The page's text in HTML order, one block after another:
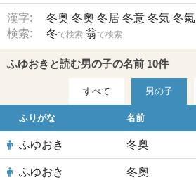
漢字: 冬奥 冬奧 冬居 冬意 冬気 冬氣
検索:
冬で検索 翁で検索
ふゆおきと読む男の子の名前 10件
すべて 男の子
ふりがな 名前
ふゆおき 冬奥
ふゆおき 冬奧